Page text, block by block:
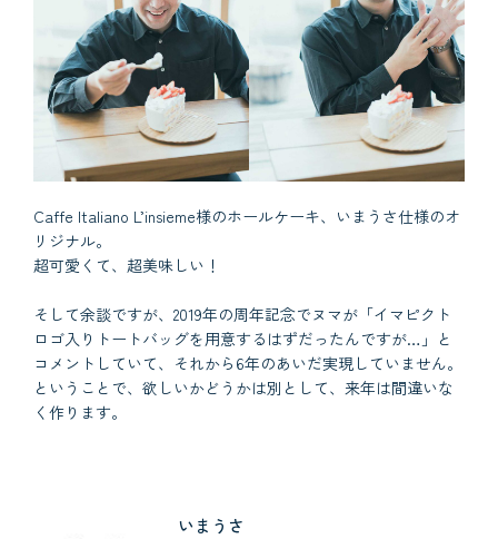
Caffe Italiano L’insieme様のホールケーキ、いまうさ仕様のオ
リジナル。
超可愛くて、超美味しい！
そして余談ですが、2019年の周年記念でヌマが「イマピクト
ロゴ入りトートバッグを用意するはずだったんですが…」と
コメントしていて、それから6年のあいだ実現していません。
ということで、欲しいかどうかは別として、来年は間違いな
く作ります。
いまうさ